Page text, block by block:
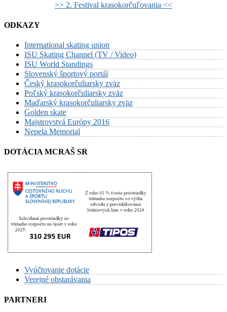
>> 2. Festival krasokorčuľovania <<
ODKAZY
International skating union
ISU Skating Channel (TV / Video)
ISU World Standings
Slovenský športový portál
Český krasokorčuliarsky zväz
Poľský krasokorčuliarsky zväz
Maďarský krasokorčuliarsky zväz
Golden skate
Majstrovstvá Európy 2016
Nepela Memorial
DOTÁCIA MCRAŠ SR
Vyúčtovanie dotácie
Verejné obstarávania
PARTNERI